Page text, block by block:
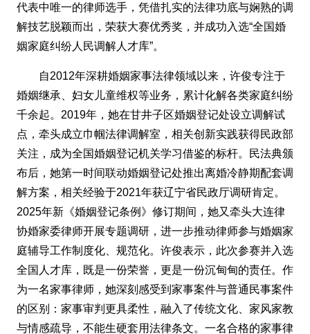
代表中唯一的律师选手，凭借扎实的法律功底与娴熟的调
解技艺脱颖而出，荣获大赛优秀奖，并成功入选“全国婚
姻家庭纠纷人民调解人才库”。
自2012年深耕婚姻家事法律领域以来，许俊专注于
婚姻继承、妇女儿童维权等业务，累计化解各类家庭纠纷
千余起。2019年，她在甘井子区婚姻登记处设立调解试
点，牵头成立巾帼法律调解室，相关创新实践获得民政部
关注，成为全国婚姻登记机关学习借鉴的标杆。民法典颁
布后，她第一时间联动婚姻登记处推出离婚冷静期配套调
解方案，相关经验于2021年获辽宁省民政厅调研肯定。
2025年新《婚姻登记条例》修订期间，她又牵头大连律
协婚家委律师开展专题调研，进一步推动律师参与婚姻家
庭辅导工作制度化、规范化。许俊表示，此次参赛并入选
全国人才库，既是一份荣誉，更是一份沉甸甸的责任。作
为一名家事律师，她深刻感受到家事案件与普通民事案件
的区别：家事审判更具柔性，融入了传统文化、家风家教
与情感疏导，不能生硬套用法律条文。一名合格的家事律